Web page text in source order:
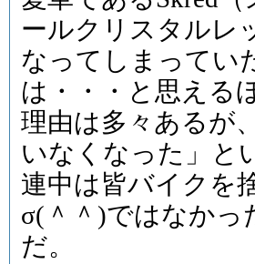
ールクリスタルレ
なってしまってい
は・・・と思える
理由は多々あるが
いなくなった」と
連中は皆バイクを
σ(＾＾)ではなかっ
だ。